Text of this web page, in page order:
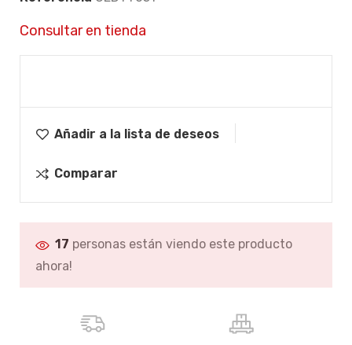
Consultar en tienda
Añadir a la lista de deseos
Comparar
17 personas están viendo este producto
ahora!